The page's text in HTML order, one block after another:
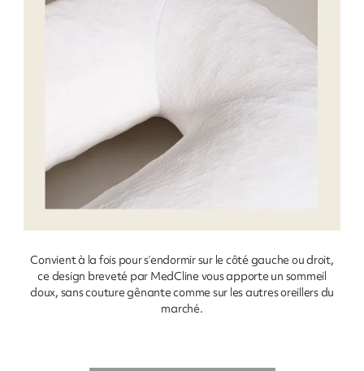
Convient à la fois pour s’endormir sur le côté gauche ou droit,
ce design breveté par MedCline vous apporte un sommeil
doux, sans couture gênante comme sur les autres oreillers du
marché.